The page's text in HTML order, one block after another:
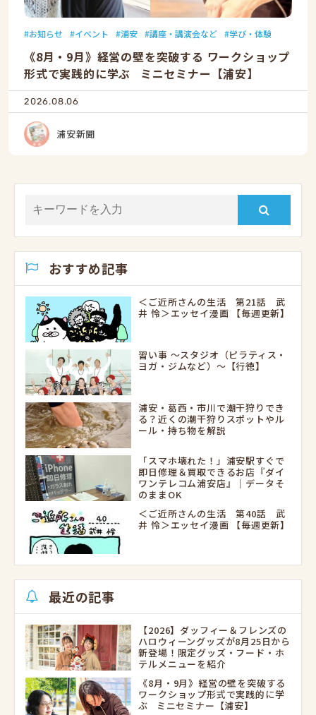
お知らせ イベント 浦安 講座・講演会など 学び・体験
《8月・9月》経営の壁を突破する ワークショップ
形式で実践的に学ぶ ミニセミナー【浦安】
2026.08.06
浦安新聞
おすすめ記事
＜ご近所さんの生活 第21話 武
井 怜＞エッセイ漫画 【毎週更新】
習い事 ～スタジオ（ピラティス・
ヨガ・ジムなど）～【行徳】
浦安・葛西・市川で潮干狩りでき
る？近くの潮干狩りスポットやル
ール・持ち物を解説
「スマホ壊れた！」浦安駅すぐで
即日修理＆買取できるお店『ダイ
ワンテレコム浦安店』｜データそ
のままOK
＜ご近所さんの生活 第40話 武
井 怜＞エッセイ漫画 【毎週更新】
最近の記事
【2026】ダッフィー＆フレンズの
ハロウィーングッズが8月25日から
新登場！限定グッズ・フード・ホ
テルメニューを紹介
《8月・9月》経営の壁を突破する
ワークショップ形式で実践的に学
ぶ ミニセミナー【浦安】